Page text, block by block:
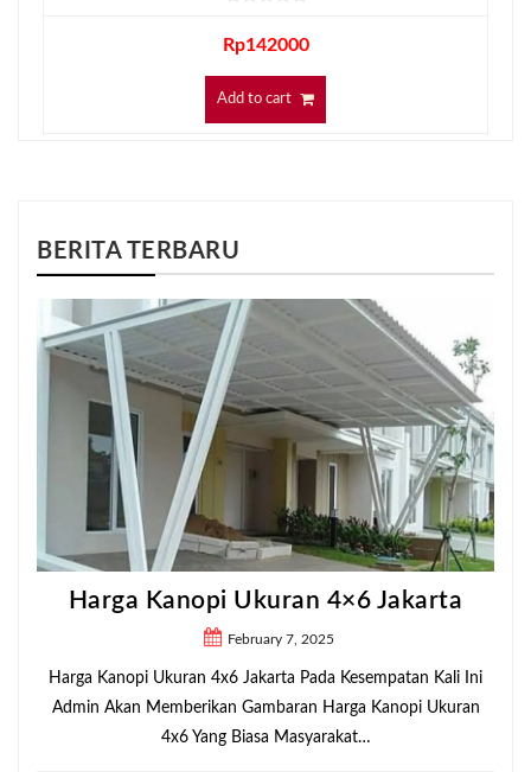
Rp142000
Add to cart
BERITA TERBARU
Harga Kanopi Ukuran 4×6 Jakarta
February 7, 2025
Harga Kanopi Ukuran 4x6 Jakarta Pada Kesempatan Kali Ini
Admin Akan Memberikan Gambaran Harga Kanopi Ukuran
4x6 Yang Biasa Masyarakat…